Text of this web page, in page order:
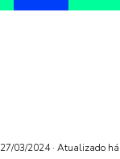
27/03/2024 · Atualizado